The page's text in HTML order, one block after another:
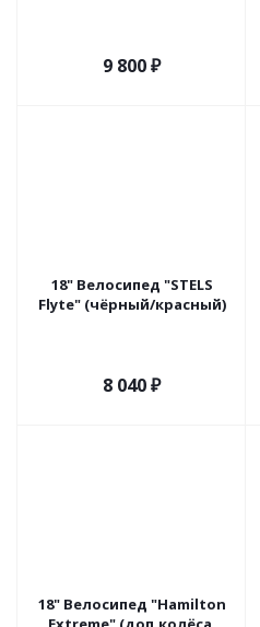
9 800₽
18" Велосипед "STELS
Flyte" (чёрный/красный)
8 040₽
18" Велосипед "Hamilton